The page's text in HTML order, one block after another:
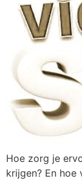
Hoe zorg je
krijgen? En hoe